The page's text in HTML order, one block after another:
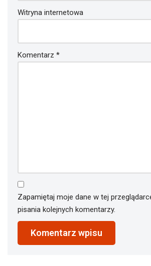
Witryna internetowa
Komentarz *
Zapamiętaj moje dane w tej
pisania kolejnych komentarzy.